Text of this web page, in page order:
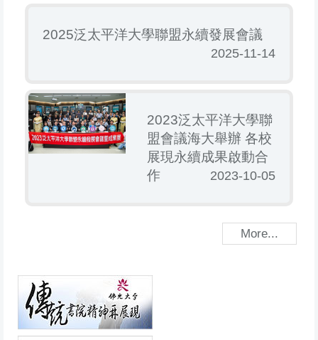
2025泛太平洋大學聯盟永續發展會議
2025-11-14
2023泛太平洋大學聯
盟會議海大舉辦 各校
展現永續成果啟動合
作
2023-10-05
More...